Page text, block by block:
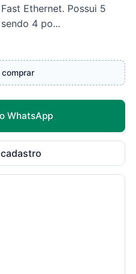
Ethernet. Possui 5
4 po...
comprar
WhatsApp